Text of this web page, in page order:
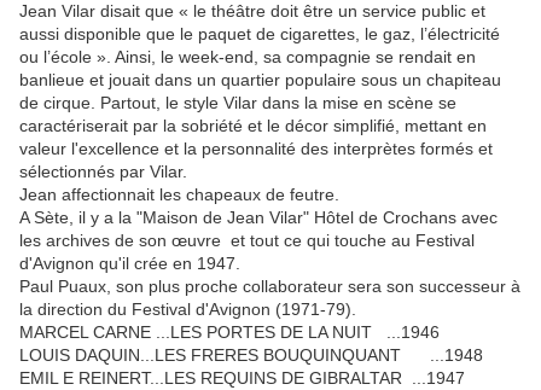
Jean Vilar disait que « le théâtre doit être un service public et
aussi disponible que le paquet de cigarettes, le gaz, l’électricité
ou l’école ». Ainsi, le week-end, sa compagnie se rendait en
banlieue et jouait dans un quartier populaire sous un chapiteau
de cirque. Partout, le style Vilar dans la mise en scène se
caractériserait par la sobriété et le décor simplifié, mettant en
valeur l'excellence et la personnalité des interprètes formés et
sélectionnés par Vilar.
Jean affectionnait les chapeaux de feutre.
A Sète, il y a la "Maison de Jean Vilar" Hôtel de Crochans avec
les archives de son œuvre et tout ce qui touche au Festival
d'Avignon qu'il crée en 1947.
Paul Puaux, son plus proche collaborateur sera son successeur à
la direction du Festival d'Avignon (1971-79).
MARCEL CARNE ...LES PORTES DE LA NUIT ...1946
LOUIS DAQUIN...LES FRERES BOUQUINQUANT ...1948
EMIL E REINERT...LES REQUINS DE GIBRALTAR ...1947